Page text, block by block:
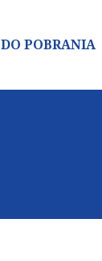
DO POBRANIA